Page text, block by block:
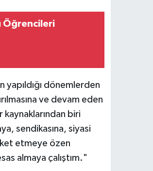
Öğrencileri
yapıldığı dönemlerden
ve devam eden
kaynaklarından biri
sendikasına, siyasi
etmeye özen
almaya çalıştım."